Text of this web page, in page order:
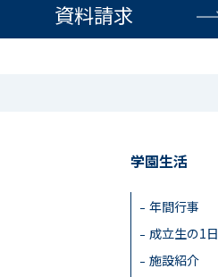
資料請求
学園生活
年間行事
成立生の1日
施設紹介